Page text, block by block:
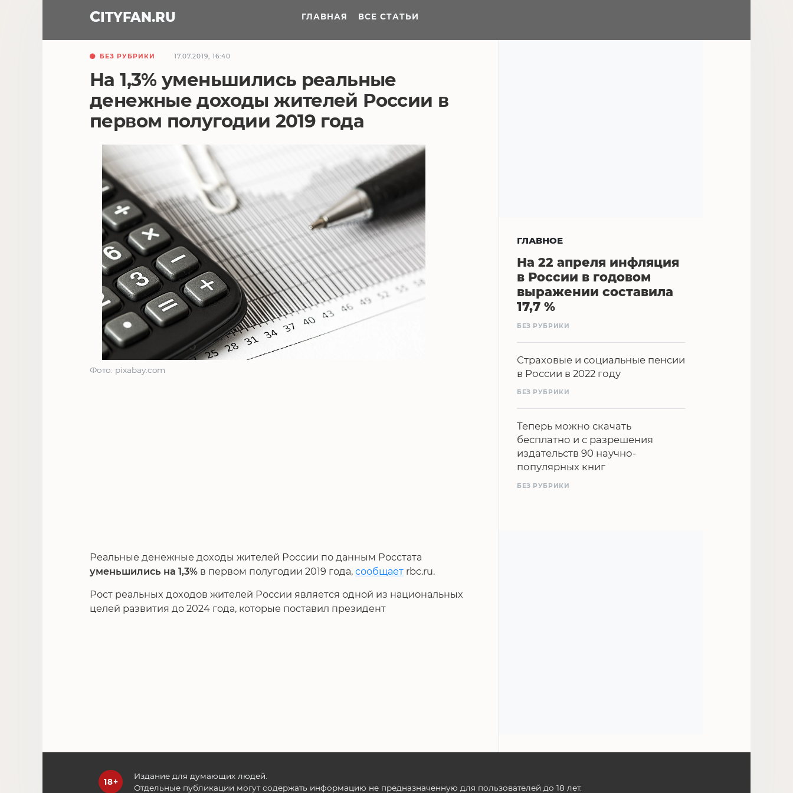
CITYFAN.RU ГЛАВНАЯ ВСЕ СТАТЬИ
БЕЗ РУБРИКИ 17.07.2019, 16:40
На 1,3% уменьшились реальные
денежные доходы жителей России в
первом полугодии 2019 года
Фото: pixabay.com
Реальные денежные доходы жителей России по данным Росстата
уменьшились на 1,3% в первом полугодии 2019 года, сообщает rbc.ru.
Рост реальных доходов жителей России является одной из национальных
целей развития до 2024 года, которые поставил президент
ГЛАВНОЕ
На 22 апреля инфляция
в России в годовом
выражении составила
17,7 %
БЕЗ РУБРИКИ
Страховые и социальные пенсии
в России в 2022 году
БЕЗ РУБРИКИ
Теперь можно скачать
бесплатно и с разрешения
издательств 90 научно-
популярных книг
БЕЗ РУБРИКИ
Издание для думающих людей.
Отдельные публикации могут содержать информацию не предназначенную для пользователей до 18 лет.